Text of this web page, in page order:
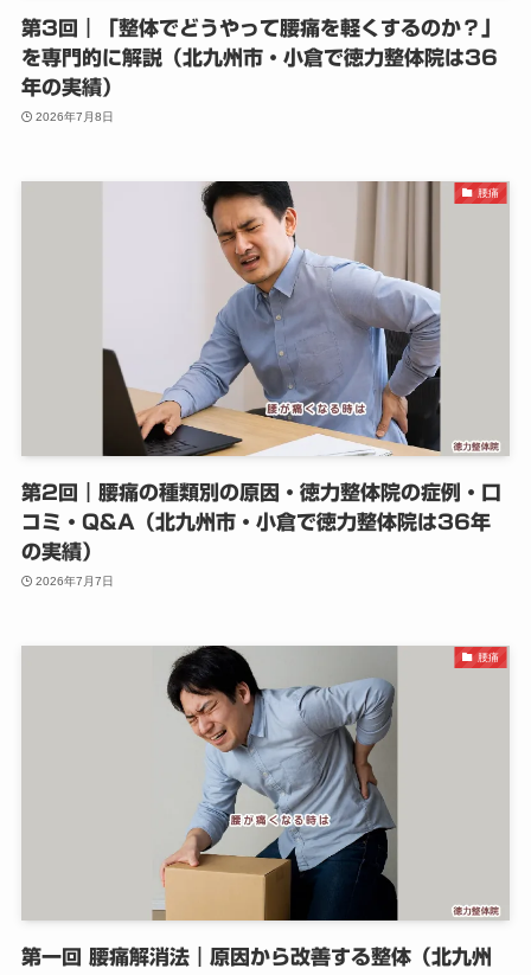
第3回｜「整体でどうやって腰痛を軽くするのか？」
を専門的に解説（北九州市・小倉で徳力整体院は36
年の実績）
2026年7月8日
腰痛
第2回｜腰痛の種類別の原因・徳力整体院の症例・口
コミ・Q&A（北九州市・小倉で徳力整体院は36年
の実績）
2026年7月7日
腰痛
第一回 腰痛解消法｜原因から改善する整体（北九州